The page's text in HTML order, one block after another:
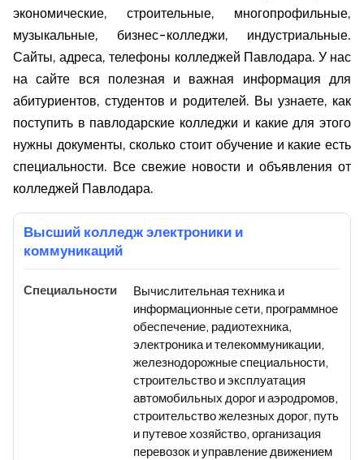
экономические, строительные, многопрофильные,
музыкальные, бизнес-колледжи, индустриальные.
Сайты, адреса, телефоны колледжей Павлодара. У нас
на сайте вся полезная и важная информация для
абитуриентов, студентов и родителей. Вы узнаете, как
поступить в павлодарские колледжи и какие для этого
нужны документы, сколько стоит обучение и какие есть
специальности. Все свежие новости и объявления от
колледжей Павлодара.
Высший колледж электроники и
коммуникаций
Вычислительная техника и
информационные сети, программное
обеспечение, радиотехника,
электроника и телекоммуникации,
железнодорожные специальности,
строительство и эксплуатация
автомобильных дорог и аэродромов,
строительство железных дорог, путь
и путевое хозяйство, организация
перевозок и управление движением